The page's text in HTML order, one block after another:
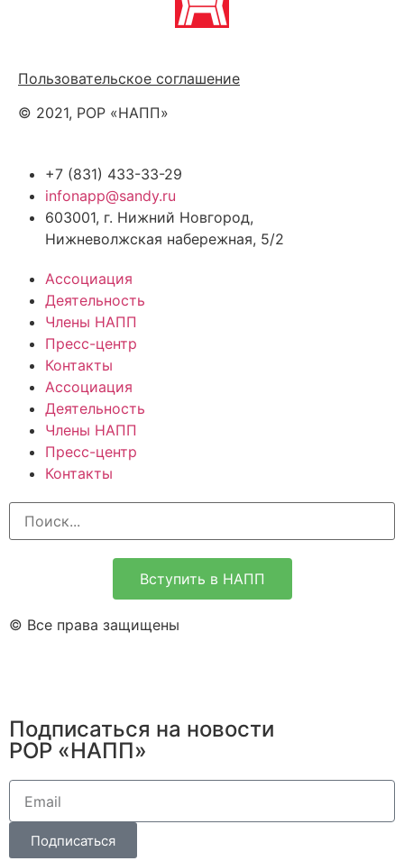
Пользовательское соглашение
© 2021, РОР «НАПП»
+7 (831) 433-33-29
infonapp@sandy.ru
603001, г. Нижний Новгород,
Нижневолжская набережная, 5/2
Ассоциация
Деятельность
Члены НАПП
Пресс-центр
Контакты
Ассоциация
Деятельность
Члены НАПП
Пресс-центр
Контакты
Вступить в НАПП
© Все права защищены
Подписаться на новости
РОР «НАПП»
Подписаться